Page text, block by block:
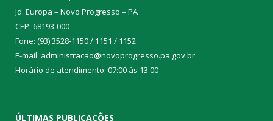
Jd. Europa – Novo Progresso – PA
CEP: 68193-000
Fone: (93) 3528-1150 / 1151 / 1152
E-mail: administracao@novoprogresso.pa.gov.br
Horário de atendimento: 07:00 às 13:00
ÚLTIMAS PUBLICAÇÕES